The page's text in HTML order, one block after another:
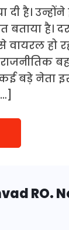
दी है।
बताया है।
वायरल हो
राजनीतिक
बड़े नेता
RO.